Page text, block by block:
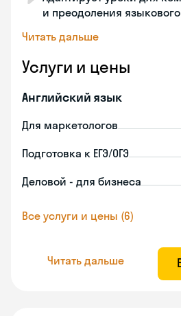
и преодоления
Читать дальше
Услуги и цены
Английский язык
Для маркетологов
Подготовка к ЕГЭ/ОГЭ
Деловой - для бизнеса
Все услуги и цены (6)
Читать дальше